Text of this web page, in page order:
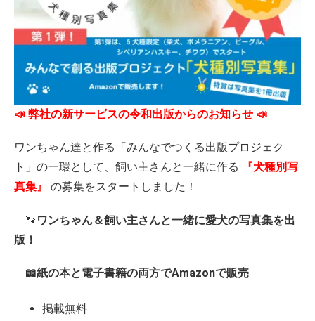
📣 弊社の新サービスの令和出版からのお知らせ 📣
ワンちゃん達と作る「みんなでつくる出版プロジェク
ト」の一環として、飼い主さんと一緒に作る
『犬種別写
真集』
の募集をスタートしました！
🐾ワンちゃん＆飼い主さんと一緒に愛犬の写真集を出
版！
📖紙の本と電子書籍の両方でAmazonで販売
掲載無料